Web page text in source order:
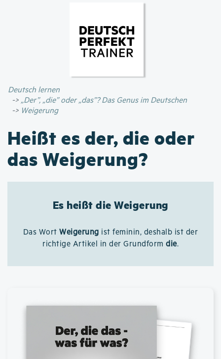
Inhalt
Deutsch lernen
„Der”, „die” oder „das”? Das Genus im Deutschen
Weigerung
Heißt es der, die oder
das Weigerung?
Es heißt die Weigerung
Das WortWeigerung ist feminin, deshalb ist der
richtige Artikel in der Grundform die.